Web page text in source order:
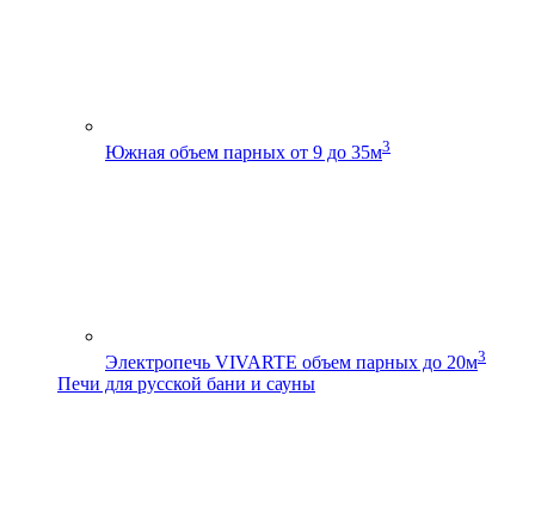
Южная объем парных от 9 до 35м3
Электропечь VIVARTE объем парных до 20м3
Печи для русской бани и сауны